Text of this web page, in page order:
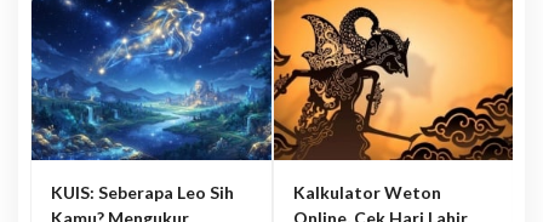
KUIS: Seberapa Leo Sih
Kalkulator Weton